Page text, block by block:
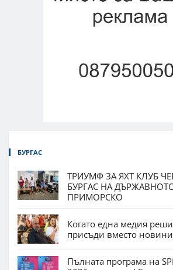
БУРГАС
ТРИУМФ ЗА ЯХТ КЛУБ
БУРГАС НА
ПРИМОРСКО
Когато една медия
присъди вместо новини
Пълната програма на